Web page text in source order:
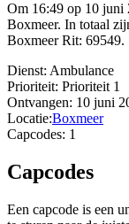
Om 16:49 op 10 juni
Boxmeer. In totaal
Boxmeer Rit: 69549.
Dienst: Ambulance
Prioriteit: Prioriteit 1
Ontvangen: 10 juni
Locatie:Boxmeer
Capcodes: 1
Capcodes
Een capcode is een